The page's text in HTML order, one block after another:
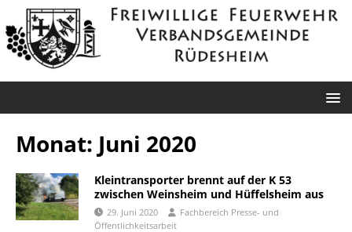
Monat: Juni 2020
Kleintransporter brennt auf der K 53
zwischen Weinsheim und Hüffelsheim aus
29. Juni 2020
Fachbereich Presse- und
Öffentlichkeitsarbeit